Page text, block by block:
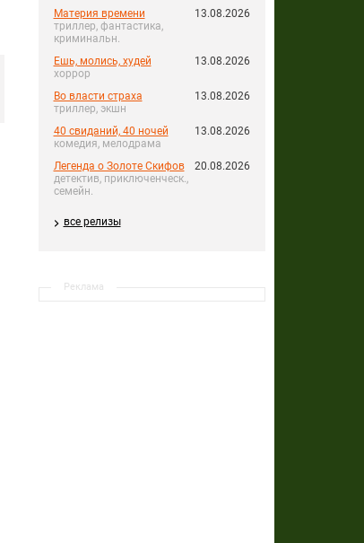
Материя времени
триллер, фантастика,
криминальн.
13.08.2026
Ешь, молись, худей
хоррор
13.08.2026
Во власти страха
триллер, экшн
13.08.2026
40 свиданий, 40 ночей
комедия, мелодрама
13.08.2026
Легенда о Золоте Скифов
детектив, приключенческ.,
семейн.
20.08.2026
все релизы
Реклама